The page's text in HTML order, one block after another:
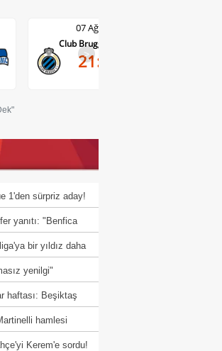
07 Ağustos
Altach-WSG Tirol
20:30
>
1'den sürpriz aday!
yanıtı: "Benfica
bir yıldız daha
yenilgi"
haftası: Beşiktaş
hamlesi
Kerem'e sordu!